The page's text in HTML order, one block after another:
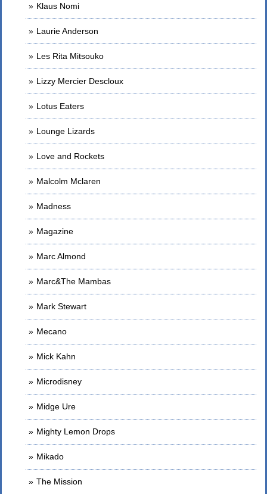
Klaus Nomi
Laurie Anderson
Les Rita Mitsouko
Lizzy Mercier Descloux
Lotus Eaters
Lounge Lizards
Love and Rockets
Malcolm Mclaren
Madness
Magazine
Marc Almond
Marc&The Mambas
Mark Stewart
Mecano
Mick Kahn
Microdisney
Midge Ure
Mighty Lemon Drops
Mikado
The Mission